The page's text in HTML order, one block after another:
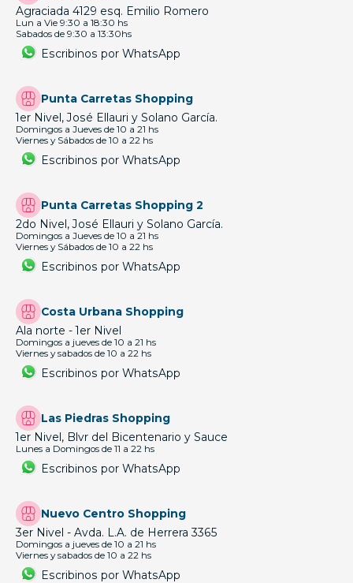
Agraciada 4129 esq. Emilio Romero
Lun a Vie 9:30 a 18:30 hs
Sabados de 9:30 a 13:30hs
Escribinos por WhatsApp
Punta Carretas Shopping
1er Nivel, José Ellauri y Solano García.
Domingos a Jueves de 10 a 21 hs
Viernes y Sábados de 10 a 22 hs
Escribinos por WhatsApp
Punta Carretas Shopping 2
2do Nivel, José Ellauri y Solano García.
Domingos a Jueves de 10 a 21 hs
Viernes y Sábados de 10 a 22 hs
Escribinos por WhatsApp
Costa Urbana Shopping
Ala norte - 1er Nivel
Domingos a jueves de 10 a 21 hs
Viernes y sabados de 10 a 22 hs
Escribinos por WhatsApp
Las Piedras Shopping
1er Nivel, Blvr del Bicentenario y Sauce
Lunes a Domingos de 11 a 22 hs
Escribinos por WhatsApp
Nuevo Centro Shopping
3er Nivel - Avda. L.A. de Herrera 3365
Domingos a jueves de 10 a 21 hs
Viernes y sabados de 10 a 22 hs
Escribinos por WhatsApp